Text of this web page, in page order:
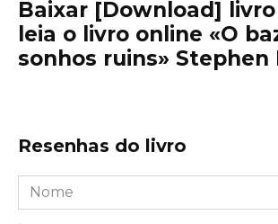
Baixar [Download]
leia o livro online «O
sonhos ruins» Stephen
Resenhas do livro
Nome
*